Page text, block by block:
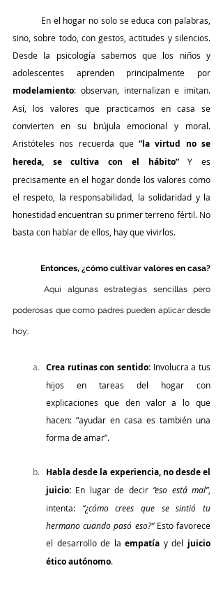
sino, sobre todo, con gestos, actitudes y silencios.
Desde la psicología sabemos que los niños y
modelamiento: observan, internalizan e imitan.
Así, los valores que practicamos en casa se
convierten en su brújula emocional y moral.
Aristóteles nos recuerda que “la virtud no se
hereda, se cultiva con el hábito” Y es
precisamente en el hogar donde los valores como
el respeto, la responsabilidad, la solidaridad y la
honestidad encuentran su primer terreno fértil. No
basta con hablar de ellos, hay que vivirlos.
	Entonces, ¿cómo cultivar valores en casa?
	Aquí algunas estrategias sencillas pero
poderosas que como padres pueden aplicar desde
hoy:
Crea rutinas con sentido: Involucra a tus
hijos en tareas del hogar con
explicaciones que den valor a lo que
hacen: “ayudar en casa es también una
forma de amar”.
Habla desde la experiencia, no desde el
juicio: En lugar de decir “eso está mal”,
intenta: “¿cómo crees que se sintió tu
hermano cuando pasó eso?” Esto favorece
el desarrollo de la empatía y del juicio
ético autónomo.